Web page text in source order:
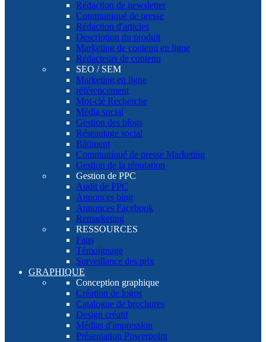
Rédaction de newsletter
Communiqué de presse
Rédaction d'articles
Description du produit
Marketing de contenu en ligne
Rédacteurs de contenu
SEO / SEM
Marketing en ligne
référencement
Mot-clé Recherche
Média social
Gestion des blogs
Réseautage social
Bâtiment
Communiqué de presse Marketing
Gestion de la réputation
Gestion de PPC
Audit de PPC
Annonces bing
Annonces Facebook
Remarketing
RESSOURCES
Faqs
Témoignage
Surveillance des prix
GRAPHIQUE
Conception graphique
Création de logos
Catalogue de brochures
Design créatif
Médias d'impression
Présentation Powerpoint